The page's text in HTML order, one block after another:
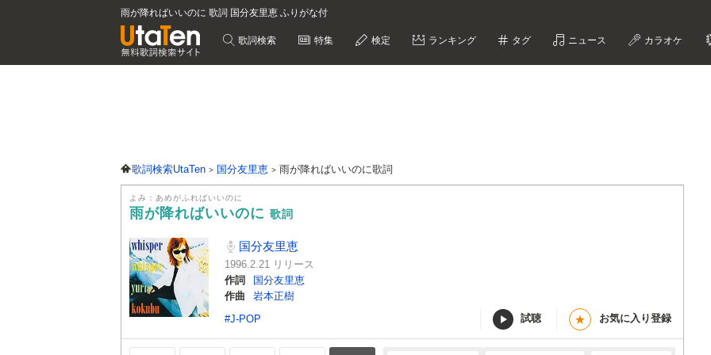
雨が降ればいいのに 歌詞 国分友里恵 ふりがな付
歌詞検索 特集 検定 ランキング タグ ニュース カラオケ
歌詞検索UtaTen 国分友里恵 雨が降ればいいのに歌詞
よみ：あめがふればいいのに
雨が降ればいいのに 歌詞
国分友里恵
1996.2.21 リリース
作詞
国分友里恵
作曲
岩本正樹
#J-POP
試聴 ★ お気に入り登録